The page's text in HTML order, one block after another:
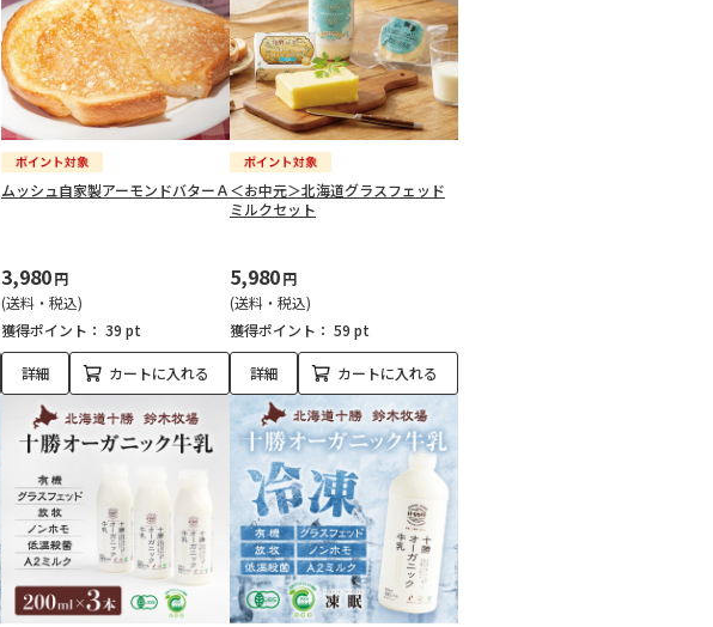
ムッシュ自家製アーモンドバターＡ
3,980円
(送料・税込)
獲得ポイント： 39 pt
詳細 カートに入れる
＜お中元＞北海道グラスフェッド
ミルクセット
5,980円
(送料・税込)
獲得ポイント： 59 pt
詳細 カートに入れる